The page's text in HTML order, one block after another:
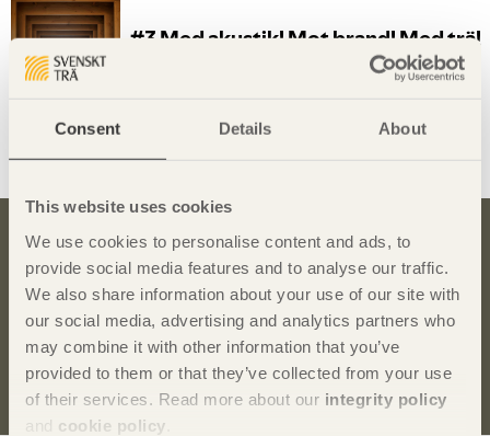
Consent Details About
This website uses cookies
We use cookies to personalise content and ads, to
provide social media features and to analyse our traffic.
We also share information about your use of our site with
our social media, advertising and analytics partners who
may combine it with other information that you’ve
provided to them or that they’ve collected from your use
of their services. Read more about our integrity policy
and cookie policy
Dela denna sida:
Bli inspirerad och lär dig mer om trä
Anmäl dig här för att få information om publikationer,
seminarier och Svenskt Träs nyhetsbrevTrä.
Anmäl dig för att få inspiration